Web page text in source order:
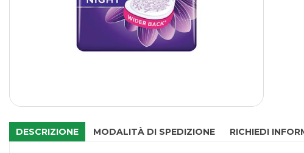
DESCRIZIONE MODALITÀ DI SPEDIZIONE RICHIEDI